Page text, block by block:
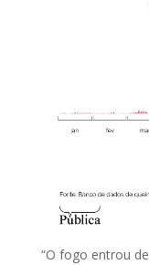
“O fogo entrou